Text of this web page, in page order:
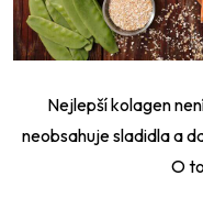
Nejlepší kolagen
neobsahuje sladidla a
O